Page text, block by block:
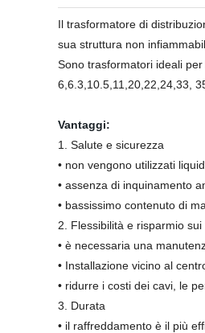
Il trasformatore di
sua struttura non
Sono trasformatori ideali
6,6.3,10.5,11,20,22,24,33,
Vantaggi:
1. Salute e sicurezza
• non vengono utilizzati
• assenza di inquinamento
• bassissimo contenuto di
2. Flessibilità e risparmio sui
• è necessaria una
• Installazione vicino al
• ridurre i costi dei cavi, le
3. Durata
• il raffreddamento è il più